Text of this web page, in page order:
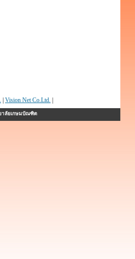
Vision Net Co.Ltd.
าลัยเกษมบัณฑิต